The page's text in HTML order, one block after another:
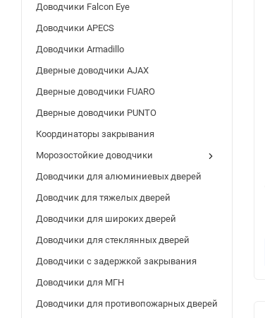
Доводчики Falcon Eye
Доводчики APECS
Доводчики Armadillo
Дверные доводчики AJAX
Дверные доводчики FUARO
Дверные доводчики PUNTO
Координаторы закрывания
Морозостойкие доводчики
Доводчики для алюминиевых дверей
Доводчик для тяжелых дверей
Доводчики для широких дверей
Доводчики для стеклянных дверей
Доводчики с задержкой закрывания
Доводчики для МГН
Доводчики для противопожарных дверей